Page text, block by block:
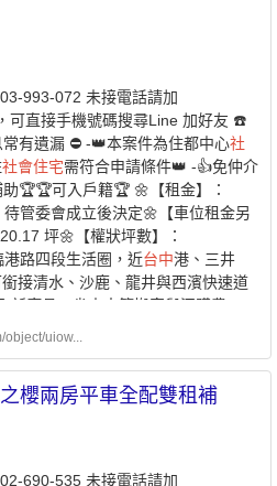
￭ 不動產限額：560 萬元✅無自有
員在臺中市、彰化縣、南投縣均無
40 平方公尺✅於本市無承租本市
享有政府租金補貼 -⭐️ 兆基屋管 x 凱
房租可刷卡自動扣繳 -方便、安
自動扣繳，不怕又忘記* 利用刷卡繳
善的靈活運用現金，培養記帳好習慣
責任、實現居住正義提供安全安心
潢修繕、包租 本公司專職租屋管理
客最大保障歡迎提供需求為您配對
服務業】【兆基屋管股份有限公司
三民路三段132號1樓📌經紀人：許
近有便利商店、傳統市場、百貨公
。
993-072 未接電話請加
可直接手機號碼搜尋Line 加好友 ☎️
有遺漏 ⛔️ -👑本案件為住都中心社
社會住宅需符合申請條件👑 -👍免仲介
🏆🏆可入戶籍🏆 🌼【租金】：
管委會成立後決定🌼【車位租金另
坪🌼【權狀坪數】：
路四段生活圈，近台中港、三井
接清水、沙鹿、龍井與西濱快速道
新廚具，省去大筆搬家與添購費
拜☆ 禁釘釘子 ☆室內禁菸 ☆💎 優
請條件說明：✅家庭成員 ￭ 申請
配偶戶籍內的直系親屬 ￭ 申請人
齡限制：申請人須為年滿 18 歲以
義：本人 + 配偶 + 戶籍內直系親屬
object/uiow...
櫻兩房平車全配雙租補
690-535 未接電話請加